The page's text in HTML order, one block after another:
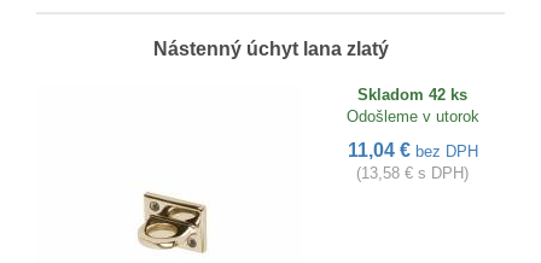
Nástenný úchyt lana zlatý
Skladom 42 ks
Odošleme v utorok
11,04 € bez DPH
(13,58 € s DPH)